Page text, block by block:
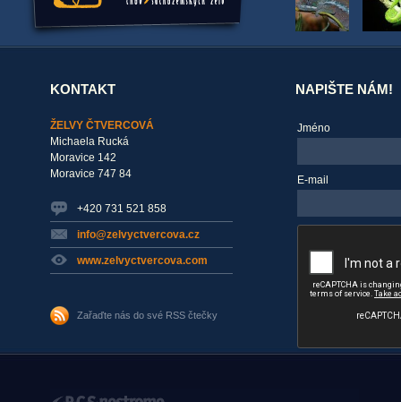
KONTAKT
ŽELVY ČTVERCOVÁ
Michaela Rucká
Moravice 142
Moravice 747 84
+420 731 521 858
info@zelvyctvercova.cz
www.zelvyctvercova.com
Zařaďte nás do své RSS čtečky
NAPIŠTE NÁM!
Jméno
E-mail
RGS Nostromo